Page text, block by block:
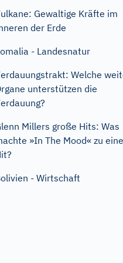
Gewaltige Kräfte im
der Erde
- Landesnatur
Welche
unterstützen die
Millers große Hits: Was
»In The Mood« zu
- Wirtschaft